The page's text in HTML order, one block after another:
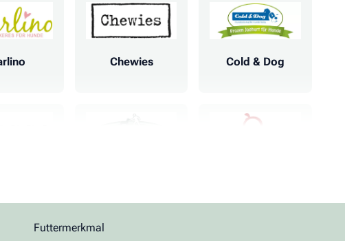
Chewies Cold & Dog
Futtermerkmal